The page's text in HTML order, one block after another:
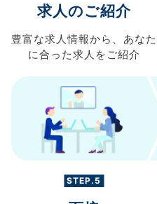
求人のご紹介
豊富な求人情報から、 あなた
に合った求人を ご紹介
STEP.5